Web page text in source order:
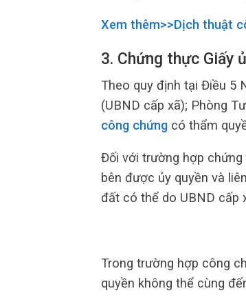
Xem thêm>>Dịch thuật
3. Chứng thực Giấy
Theo quy định tại Điều 5
(UBND cấp xã); Phòng
công chứng có thẩm
Đối với trường hợp chứng
bên được ủy quyền và
đất có thể do UBND cấp
Trong trường hợp công
quyền không thể cùng